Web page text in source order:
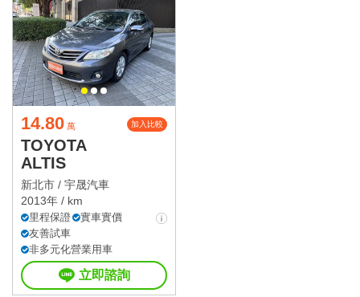
14.80 萬 加入比較
TOYOTA
ALTIS
新北市 / 宇晟汽車
2013年 / km
里程保證
實車實價
友善試車
非多元化營業用車
立即諮詢